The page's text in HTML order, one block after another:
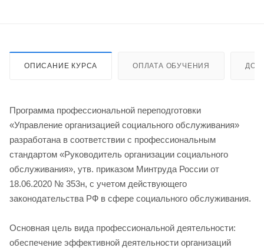
ОПИСАНИЕ КУРСА ОПЛАТА ОБУЧЕНИЯ
Программа профессиональной переподготовки
«Управление организацией социального обслуживания»
разработана в соответствии с профессиональным
стандартом «Руководитель организации социального
обслуживания», утв. приказом Минтруда России от
18.06.2020 № 353н, с учетом действующего
законодательства РФ в сфере социального обслуживания.
Основная цель вида профессиональной деятельности:
обеспечение эффективной деятельности организаций